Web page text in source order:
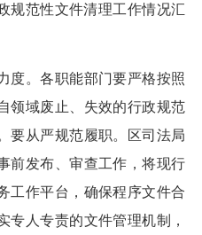
范性文件清理工作情况汇
。各职能部门要严格按照
领域废止、失效的行政规范
要从严规范履职。区司法局
前发布、审查工作，将现行
工作平台，确保程序文件合
专人专责的文件管理机制，